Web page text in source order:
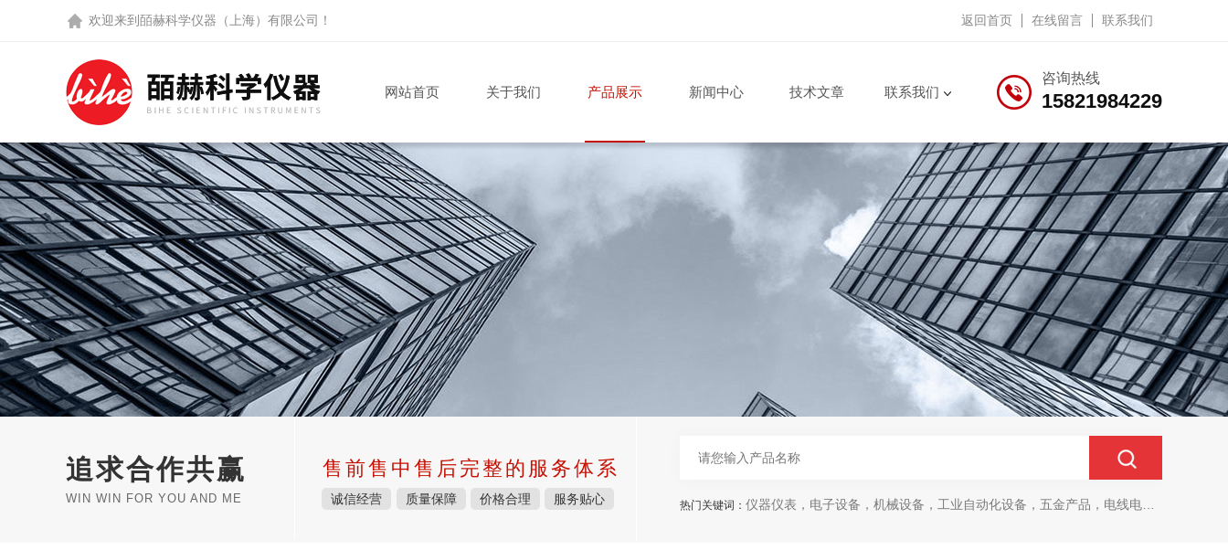
欢迎来到 皕赫科学仪器（上海）有限公司 ！ 返回首页 在线留言 联系我们
咨询热线
15821984229
网站首页 关于我们 产品展示 新闻中心 技术文章 联系我们
追求合作共赢
WIN WIN FOR YOU AND ME
售前售中售后完整的服务体系
诚信经营 质量保障 价格合理 服务贴心 热门关键词： 仪器仪表，电子设备，机械设备，工业自动化设备，五金产品，电线电缆，金属材料，电子